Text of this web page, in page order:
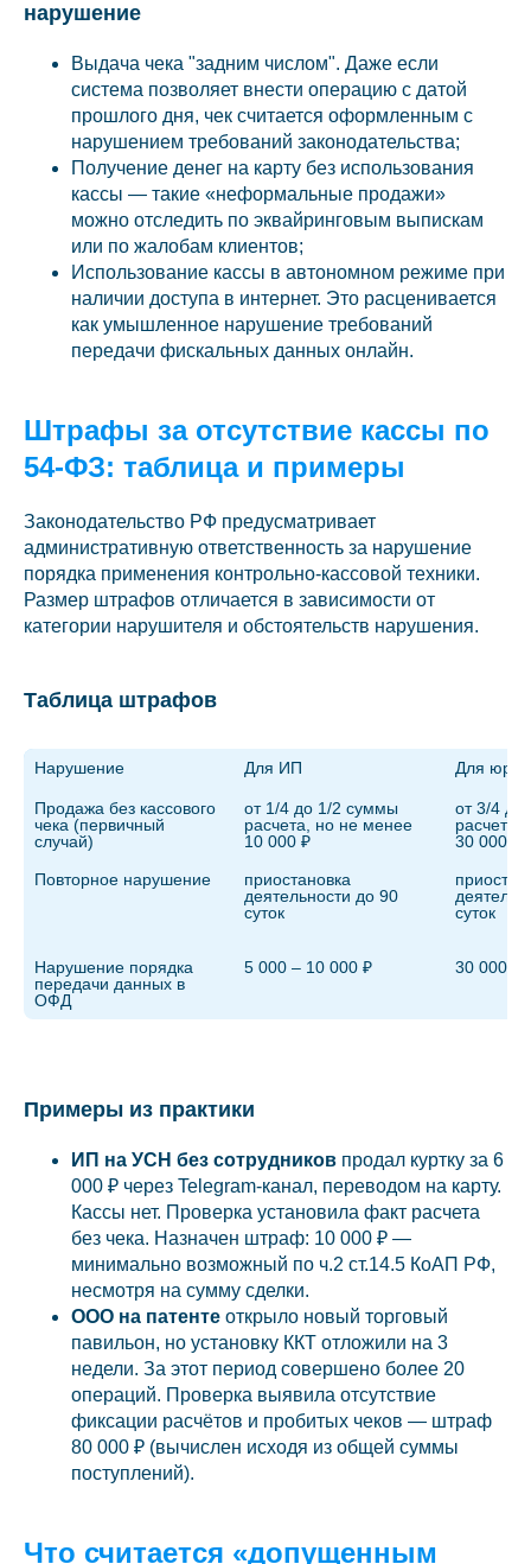
нарушение
Выдача чека "задним числом". Даже если
система позволяет внести операцию с датой
прошлого дня, чек считается оформленным с
нарушением требований законодательства;
Получение денег на карту без использования
кассы — такие «неформальные продажи»
можно отследить по эквайринговым выпискам
или по жалобам клиентов;
Использование кассы в автономном режиме при
наличии доступа в интернет. Это расценивается
как умышленное нарушение требований
передачи фискальных данных онлайн.
Штрафы за отсутствие кассы по
54-ФЗ: таблица и примеры
Законодательство РФ предусматривает
административную ответственность за нарушение
порядка применения контрольно-кассовой техники.
Размер штрафов отличается в зависимости от
категории нарушителя и обстоятельств нарушения.
Таблица штрафов
Нарушение Для ИП Для
Продажа без кассового
чека (первичный
случай)
от 1/4 до 1/2 суммы
расчета, но не менее
10 000 ₽
от 3/4
расчета,
30 000 ₽
Повторное нарушение
приостановка
деятельности до 90
суток
суток
Нарушение порядка
передачи данных в
ОФД
5 000 – 10 000 ₽ 30 000 –
Примеры из практики
ИП на УСН без сотрудников продал куртку за 6
000 ₽ через Telegram-канал, переводом на карту.
Кассы нет. Проверка установила факт расчета
без чека. Назначен штраф: 10 000 ₽ —
минимально возможный по ч.2 ст.14.5 КоАП РФ,
несмотря на сумму сделки.
ООО на патенте открыло новый торговый
павильон, но установку ККТ отложили на 3
недели. За этот период совершено более 20
операций. Проверка выявила отсутствие
фиксации расчётов и пробитых чеков — штраф
80 000 ₽ (вычислен исходя из общей суммы
поступлений).
Что считается «допущенным